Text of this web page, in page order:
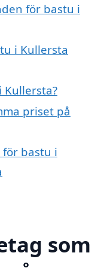
för bastu i
i Kullersta
Kullersta?
priset på
för bastu i
som